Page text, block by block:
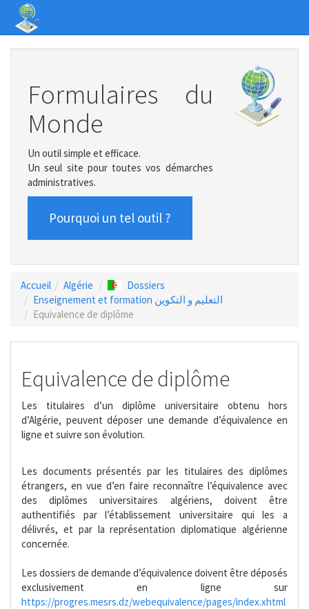
Formulaires du
Monde
Un outil simple et efficace.
Un seul site pour toutes vos démarches
administratives.
Pourquoi un tel outil ?
Accueil Algérie
Dossiers
Enseignement et formation التعليم و التكوين
Equivalence de diplôme
Equivalence de diplôme
Les titulaires d’un diplôme universitaire obtenu hors
d’Algérie, peuvent déposer une demande d’équivalence en
ligne et suivre son évolution.
Les documents présentés par les titulaires des diplômes
étrangers, en vue d’en faire reconnaître l’équivalence avec
des diplômes universitaires algériens, doivent être
authentifiés par l’établissement universitaire qui les a
délivrés, et par la représentation diplomatique algérienne
concernée.
Les dossiers de demande d’équivalence doivent être déposés
exclusivement en ligne sur
https://progres.mesrs.dz/webequivalence/pages/index.xhtml